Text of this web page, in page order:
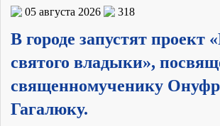
05 августа 2026 318
В городе запустят проект
святого владыки»,
священномученику
Гагалюку.